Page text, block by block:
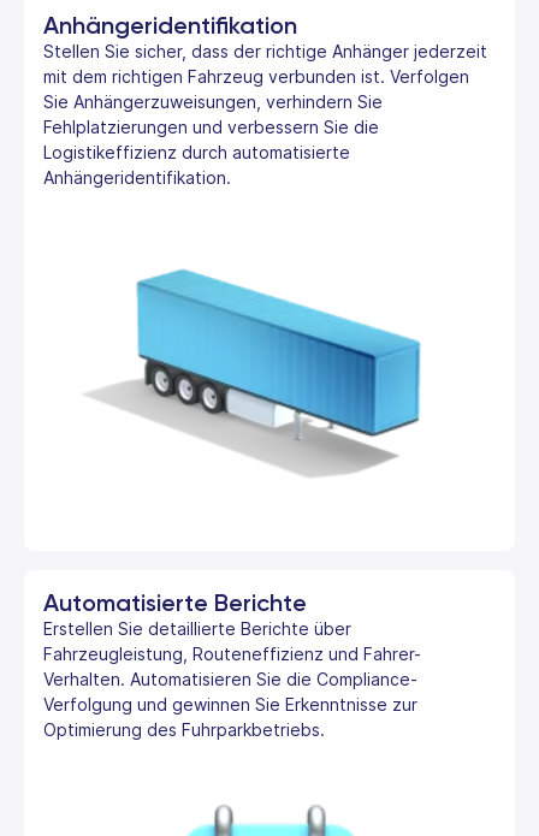
Anhängeridentifikation
Stellen Sie sicher, dass der richtige Anhänger jederzeit
mit dem richtigen Fahrzeug verbunden ist. Verfolgen
Sie Anhängerzuweisungen, verhindern Sie
Fehlplatzierungen und verbessern Sie die
Logistikeffizienz durch automatisierte
Anhängeridentifikation.
Automatisierte Berichte
Erstellen Sie detaillierte Berichte über
Fahrzeugleistung, Routeneffizienz und Fahrer-
Verhalten. Automatisieren Sie die Compliance-
Verfolgung und gewinnen Sie Erkenntnisse zur
Optimierung des Fuhrparkbetriebs.